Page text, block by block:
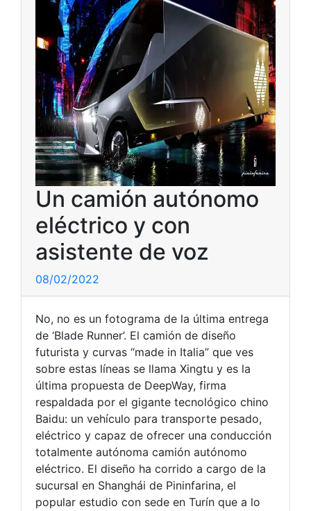
Un camión autónomo
eléctrico y con
asistente de voz
08/02/2022
No, no es un fotograma de la última entrega
de ‘Blade Runner’. El camión de diseño
futurista y curvas “made in Italia” que ves
sobre estas líneas se llama Xingtu y es la
última propuesta de DeepWay, firma
respaldada por el gigante tecnológico chino
Baidu: un vehículo para transporte pesado,
eléctrico y capaz de ofrecer una conducción
totalmente autónoma camión autónomo
eléctrico. El diseño ha corrido a cargo de la
sucursal en Shanghái de Pininfarina, el
popular estudio con sede en Turín que a lo